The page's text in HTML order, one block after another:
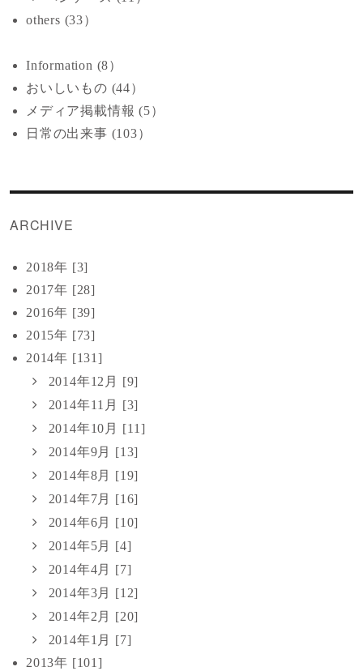
others (33）
Information (8）
おいしいもの (44）
メディア掲載情報 (5）
日常の出来事 (103）
ARCHIVE
2018年 [3]
2017年 [28]
2016年 [39]
2015年 [73]
2014年 [131]
2014年12月 [9]
2014年11月 [3]
2014年10月 [11]
2014年9月 [13]
2014年8月 [19]
2014年7月 [16]
2014年6月 [10]
2014年5月 [4]
2014年4月 [7]
2014年3月 [12]
2014年2月 [20]
2014年1月 [7]
2013年 [101]